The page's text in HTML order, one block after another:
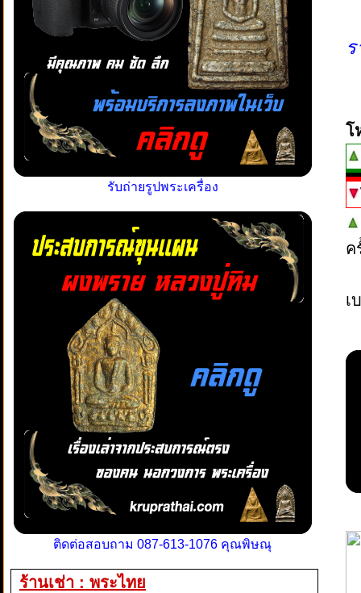
รับถ่ายรูปพระเครื่อง
ติดต่อสอบถาม 087-613-1076 คุณพิษณุ
ร้านเช่า : พระไทย
โ
เ